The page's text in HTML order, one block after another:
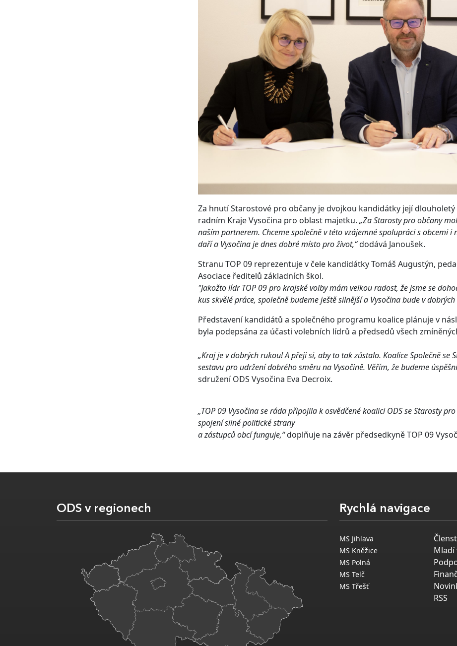
Za hnutí Starostové pro občany je dvojkou kandidátky její dlouholetý
radním Kraje Vysočina pro oblast majetku. „Za Starosty pro občany
naším partnerem. Chceme společně v této vzájemné spolupráci s obcemi
daří a Vysočina je dnes dobré místo pro život,“dodává Janoušek.
Stranu TOP 09 reprezentuje v čele kandidátky Tomáš Augustýn,
Asociace ředitelů základních škol.
"Jakožto lídr TOP 09 pro krajské volby mám velkou radost, že jsme se
kus skvělé práce, společně budeme ještě silnější a Vysočina bude v
Představení kandidátů a společného programu koalice plánuje v
byla podepsána za účasti volebních lídrů a předsedů všech
„Kraj je v dobrých rukou! A přeji si, aby to tak zůstalo. Koalice Společně
sestavu pro udržení dobrého směru na Vysočině. Věřím, že budeme
sdružení ODS Vysočina Eva Decroix.
„TOP 09 Vysočina se ráda připojila k osvědčené koalici ODS se Starosty
spojení silné politické strany
a zástupců obcí funguje,“doplňuje na závěr předsedkyně TOP 09
ODS v regionech Rychlá navigace
MS Jihlava
MS Kněžice
MS Polná
MS Telč
MS Třešť
Mladí
RSS